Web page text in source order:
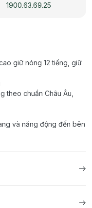
1900.63.69.25
giữ nóng 12 tiếng, giữ
theo chuẩn Châu Âu,
và năng động đến bên